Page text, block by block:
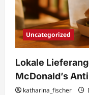
Uncategorized
Lokale
McDonald’s
katharina_fischer